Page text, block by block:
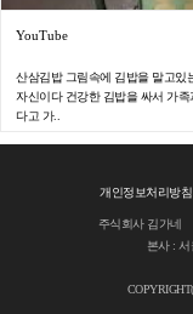
YouTube
산삼김밥 그림속에 김밥을 말고있
자신이다 건강한 김밥을 싸서 가족
다고 가..
개인정보처리방침
주식회사 김가네
본사 : 서